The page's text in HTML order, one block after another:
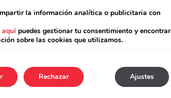
la información analítica o publicitaria con
aquípuedes gestionar tu consentimiento y encontrar
sobre las cookies que utilizamos.
Ajustes
Rechazar